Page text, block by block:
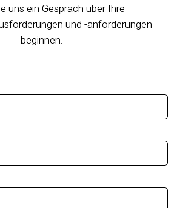
uns ein Gespräch über Ihre
und -anforderungen
beginnen.